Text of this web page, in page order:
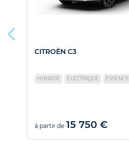
CITROËN C3
HYBRIDE ÉLECTRIQUE ESSENCE
à partir de 15 750 €